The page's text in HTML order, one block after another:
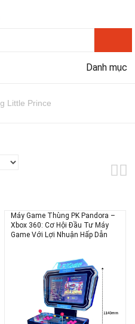
Danh mục
Little Prince
Máy Game Thùng PK Pandora –
Xbox 360: Cơ Hội Đầu Tư Máy
Game Với Lợi Nhuận Hấp Dẫn